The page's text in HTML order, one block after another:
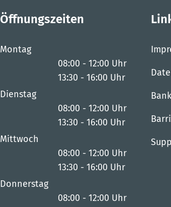
Öffnungszeiten
Montag
08:00 - 12:00 Uhr
Von 08:00 bis 12:00 Uhr
13:30 - 16:00 Uhr
Von 13:30 bis 16:00 Uhr
Dienstag
08:00 - 12:00 Uhr
Von 08:00 bis 12:00 Uhr
13:30 - 16:00 Uhr
Von 13:30 bis 16:00 Uhr
Mittwoch
08:00 - 12:00 Uhr
Von 08:00 bis 12:00 Uhr
13:30 - 16:00 Uhr
Donnerstag
08:00 - 12:00 Uhr